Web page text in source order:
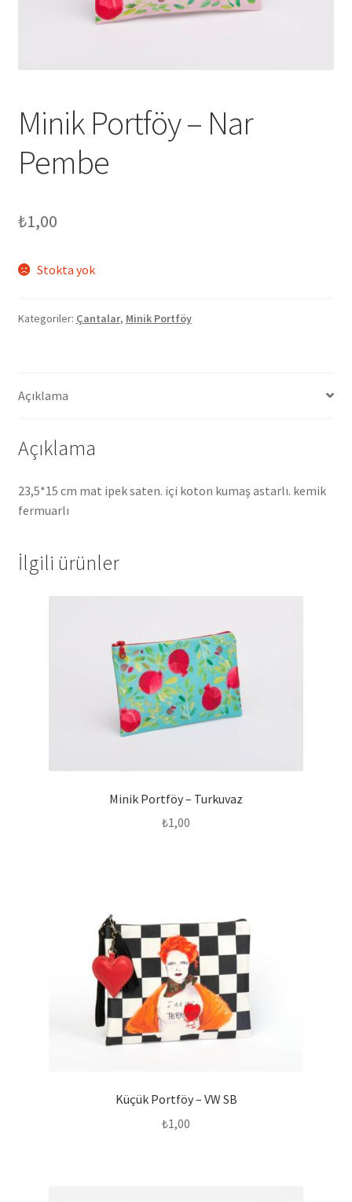
Minik Portföy – Nar
Pembe
₺1,00
Stokta yok
Kategoriler: Çantalar, Minik Portföy
Açıklama
Açıklama
23,5*15 cm mat ipek saten. içi koton kumaş astarlı. kemik
fermuarlı
İlgili ürünler
Minik Portföy – Turkuvaz
₺1,00
Küçük Portföy – VW SB
₺1,00